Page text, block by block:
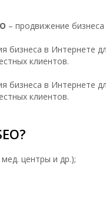
– продвижение
в Интернете
клиентов.
в Интернете
клиентов.
центры и др.);